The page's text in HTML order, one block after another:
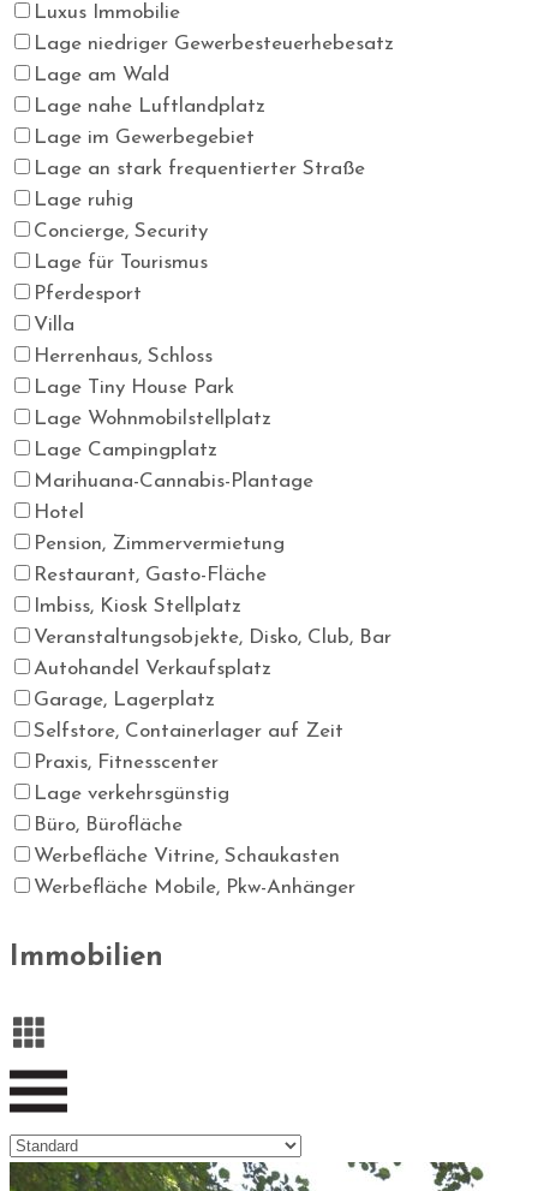
Luxus Immobilie
Lage niedriger Gewerbesteuerhebesatz
Lage am Wald
Lage nahe Luftlandplatz
Lage im Gewerbegebiet
Lage an stark frequentierter Straße
Lage ruhig
Concierge, Security
Lage für Tourismus
Pferdesport
Villa
Herrenhaus, Schloss
Lage Tiny House Park
Lage Wohnmobilstellplatz
Lage Campingplatz
Marihuana-Cannabis-Plantage
Hotel
Pension, Zimmervermietung
Restaurant, Gasto-Fläche
Imbiss, Kiosk Stellplatz
Veranstaltungsobjekte, Disko, Club, Bar
Autohandel Verkaufsplatz
Garage, Lagerplatz
Selfstore, Containerlager auf Zeit
Praxis, Fitnesscenter
Lage verkehrsgünstig
Büro, Bürofläche
Werbefläche Vitrine, Schaukasten
Werbefläche Mobile, Pkw-Anhänger
Immobilien